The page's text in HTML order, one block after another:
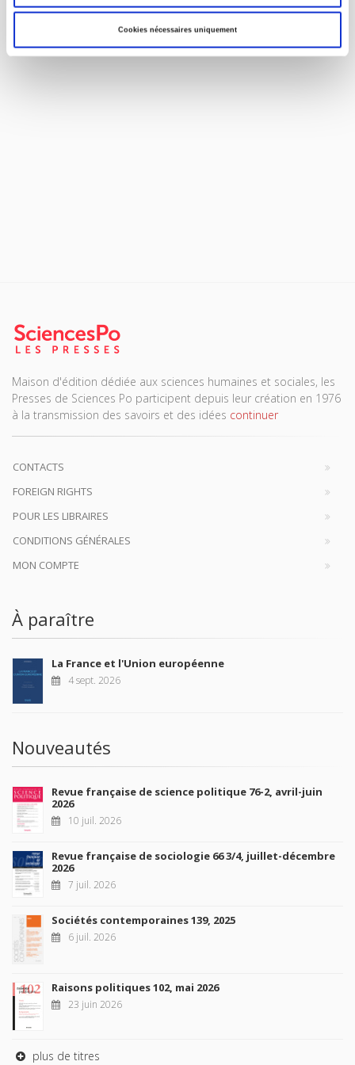
Cookies nécessaires uniquement
ÉVÈNEMENTS À VENIR
Maison d'édition dédiée aux sciences humaines et sociales, les
Presses de Sciences Po participent depuis leur création en 1976
à la transmission des savoirs et des idées continuer
CONTACTS
FOREIGN RIGHTS
POUR LES LIBRAIRES
CONDITIONS GÉNÉRALES
MON COMPTE
À paraître
La France et l'Union européenne
4 sept. 2026
Nouveautés
Revue française de science politique 76-2, avril-juin
2026
10 juil. 2026
Revue française de sociologie 66 3/4, juillet-décembre
2026
7 juil. 2026
Sociétés contemporaines 139, 2025
6 juil. 2026
Raisons politiques 102, mai 2026
23 juin 2026
plus de titres